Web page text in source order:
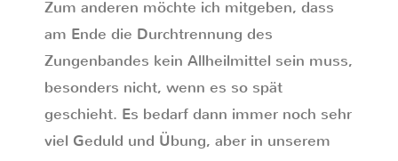
Zum anderen möchte ich mitgeben, dass
am Ende die Durchtrennung des
Zungenbandes kein Allheilmittel sein muss,
besonders nicht, wenn es so spät
geschieht. Es bedarf dann immer noch sehr
viel Geduld und Übung, aber in unserem